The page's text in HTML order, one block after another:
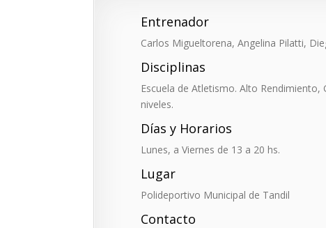
Entrenador
Carlos Migueltorena, Angelina Pilatti,
Disciplinas
Escuela de Atletismo. Alto
niveles.
Días y Horarios
Lunes, a Viernes de 13 a 20 hs.
Lugar
Polideportivo Municipal de Tandil
Contacto